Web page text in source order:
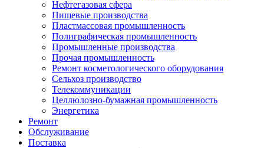
Нефтегазовая сфера
Пищевые производства
Пластмассовая промышленность
Полиграфическая промышленность
Промышленные производства
Прочая промышленность
Ремонт косметологического оборудования
Сельхоз производство
Телекоммуникации
Целлюлозно-бумажная промышленность
Энергетика
Ремонт
Обслуживание
Поставка